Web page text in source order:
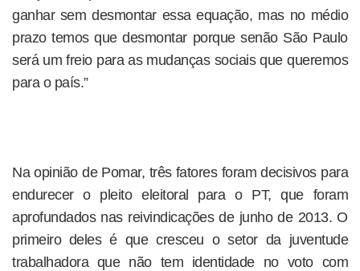
ganhar sem desmontar essa equação, mas no médio
prazo temos que desmontar porque senão São Paulo
será um freio para as mudanças sociais que queremos
para o país.”
Na opinião de Pomar, três fatores foram decisivos para
endurecer o pleito eleitoral para o PT, que foram
aprofundados nas reivindicações de junho de 2013. O
primeiro deles é que cresceu o setor da juventude
trabalhadora que não tem identidade no voto com